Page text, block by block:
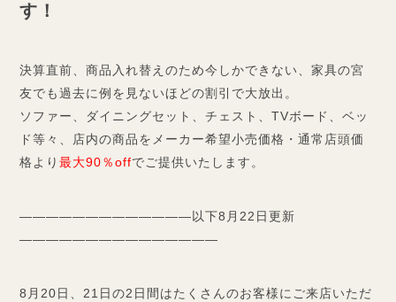
す！
決算直前、商品入れ替えのため今しかできない、家具の宮
友でも過去に例を見ないほどの割引で大放出。
ソファー、ダイニングセット、チェスト、TVボード、ベッ
ド等々、店内の商品をメーカー希望小売価格・通常店頭価
格より最大90％offでご提供いたします。
―――――――――――――以下8月22日更新
―――――――――――――――
8月20日、21日の2日間はたくさんのお客様にご来店いただ